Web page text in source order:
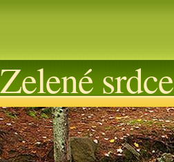
Zelené srdce